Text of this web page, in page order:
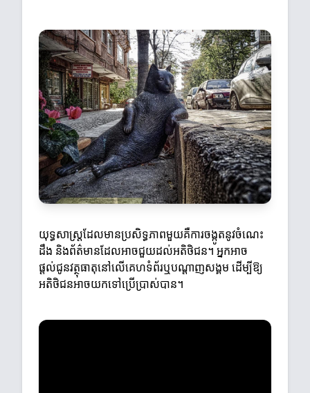
យុទ្ធសាស្ត្រដែលមានប្រសិទ្ធភាពមួយគឺការចង្កូតនូវចំណេះ
ដឹង និងព័ត៌មានដែលអាចជួយដល់អតិថិជន។ អ្នកអាច
ផ្តល់ជូនវត្ថុធាតុនៅលើគេហទំព័រឬបណ្តាញសង្គម ដើម្បីឱ្យ
អតិថិជនអាចយកទៅប្រើប្រាស់បាន។